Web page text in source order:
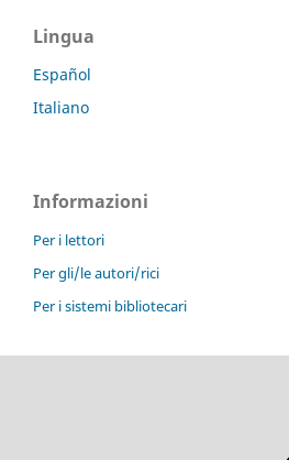
Lingua
Español
Italiano
Informazioni
Per i lettori
Per gli/le autori/rici
Per i sistemi bibliotecari